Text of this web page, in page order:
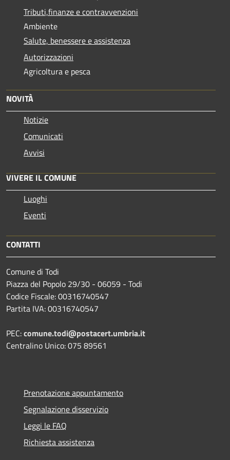
Tributi,finanze e contravvenzioni
Ambiente
Salute, benessere e assistenza
Autorizzazioni
Agricoltura e pesca
NOVITÀ
Notizie
Comunicati
Avvisi
VIVERE IL COMUNE
Luoghi
Eventi
CONTATTI
Comune di Todi
Piazza del Popolo 29/30 - 06059 - Todi
Codice Fiscale: 00316740547
Partita IVA: 00316740547
PEC:comune.todi@postacert.umbria.it
Centralino Unico: 075 89561
Prenotazione appuntamento
Segnalazione disservizio
Leggi le FAQ
Richiesta assistenza